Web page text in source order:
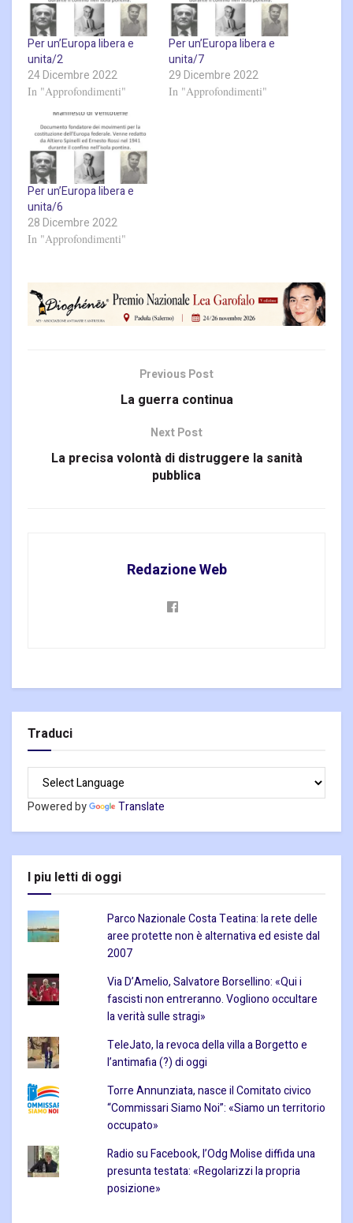
Per un’Europa libera e
unita/2
24 Dicembre 2022
In "Approfondimenti"
Per un’Europa libera e
unita/7
29 Dicembre 2022
In "Approfondimenti"
Per un’Europa libera e
unita/6
28 Dicembre 2022
In "Approfondimenti"
Previous Post
La guerra continua
Next Post
La precisa volontà di distruggere la sanità
pubblica
Redazione Web
Traduci
Powered by Translate
I piu letti di oggi
Parco Nazionale Costa Teatina: la rete delle
aree protette non è alternativa ed esiste dal
2007
Via D’Amelio, Salvatore Borsellino: «Qui i
fascisti non entreranno. Vogliono occultare
la verità sulle stragi»
TeleJato, la revoca della villa a Borgetto e
l’antimafia (?) di oggi
Torre Annunziata, nasce il Comitato civico
“Commissari Siamo Noi”: «Siamo un territorio
occupato»
Radio su Facebook, l’Odg Molise diffida una
presunta testata: «Regolarizzi la propria
posizione»